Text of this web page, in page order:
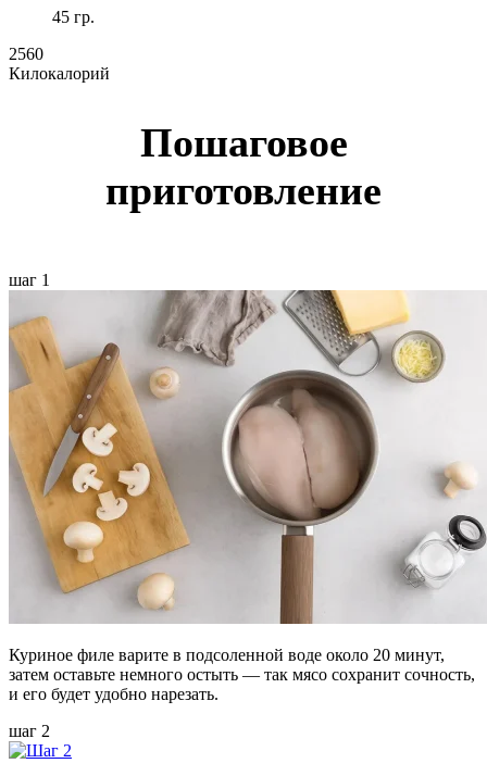
45 гр.
2560
Килокалорий
Пошаговое
приготовление
шаг 1
Куриное филе варите в подсоленной воде около 20 минут,
затем оставьте немного остыть — так мясо сохранит сочность,
и его будет удобно нарезать.
шаг 2